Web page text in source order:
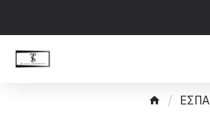
ΕΣΠΑ